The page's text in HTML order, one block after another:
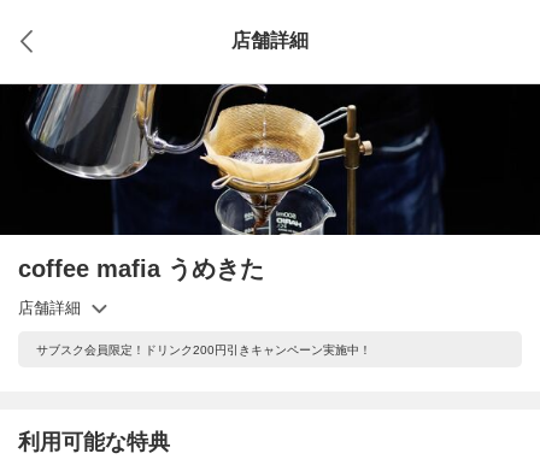
店舗詳細
coffee mafia うめきた
店舗詳細
サブスク会員限定！ドリンク200円引きキャンペーン実施中！
利用可能な特典